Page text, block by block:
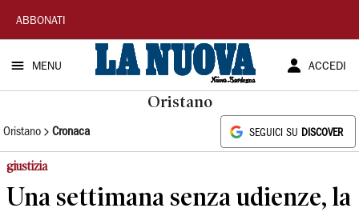
La
Nuova
Sardegna
ABBONATI
MENU ACCEDI
Oristano
Oristano Cronaca SEGUICI SU DISCOVER
giustizia
Una settimana senza udienze, la